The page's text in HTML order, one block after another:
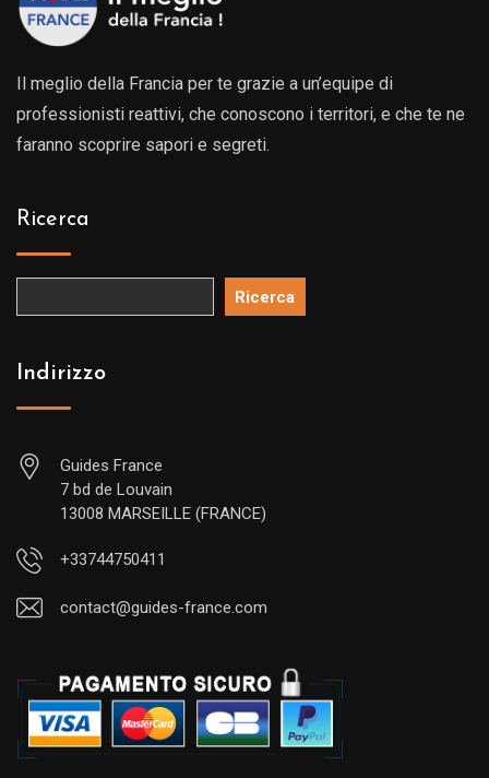
Il meglio della Francia per te grazie a un’equipe di
professionisti reattivi, che conoscono i territori, e che te ne
faranno scoprire sapori e segreti.
Ricerca
Ricerca
Indirizzo
Guides France
7 bd de Louvain
13008 MARSEILLE (FRANCE)
+33744750411
contact@guides-france.com